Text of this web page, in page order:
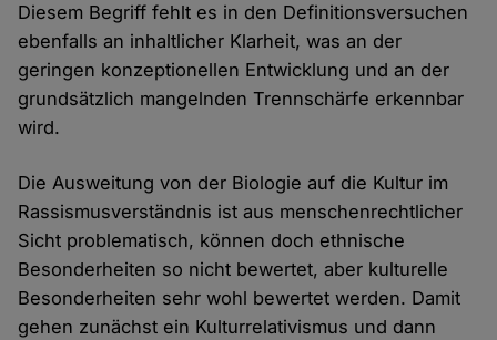
Diesem Begriff fehlt es in den Definitionsversuchen
ebenfalls an inhaltlicher Klarheit, was an der
geringen konzeptionellen Entwicklung und an der
grundsätzlich mangelnden Trennschärfe erkennbar
wird.
Die Ausweitung von der Biologie auf die Kultur im
Rassismusverständnis ist aus menschenrechtlicher
Sicht problematisch, können doch ethnische
Besonderheiten so nicht bewertet, aber kulturelle
Besonderheiten sehr wohl bewertet werden. Damit
gehen zunächst ein Kulturrelativismus und dann